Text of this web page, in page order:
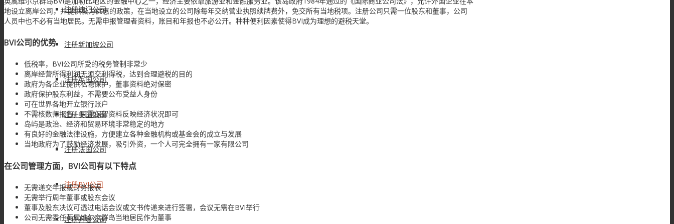
注册澳门公司
注册新加坡公司
注册英国公司
注册美国公司
注册法国公司
注册BVI公司
注册开曼公司
地设立离岸公司，并提供极为优惠的政策，在当地设立的公司除每年交纳营业执照续牌费外，免交所有当地税项。注册公司只需一位股东和董事，公司
人员中也不必有当地居民。无需申报管理者资料，账目和年报也不必公开。种种便利因素使得BVI成为理想的避税天堂。
BVI公司的优势
低税率，BVI公司所受的税务管制非常少
离岸经营所得利润无须交利得税，达到合理避税的目的
政府为各企业提供私隐保护，董事资料绝对保密
政府保护股东利益，不需要公布受益人身份
可在世界各地开立银行账户
不需核数师报告，只需保留资料反映经济状况即可
岛屿是政治、经济和贸易环境非常稳定的地方
有良好的金融法律设施，方便建立各种金融机构或基金会的成立与发展
当地政府为了鼓励经济发展，吸引外资，一个人可完全拥有一家有限公司
在公司管理方面，BVI公司有以下特点
无需递交年报或财务报表
无需举行周年董事或股东会议
董事及股东决议可透过电话会议或文书传递来进行签署，会议无需在BVI举行
公司无需委任英属维尔京群岛当地居民作为董事